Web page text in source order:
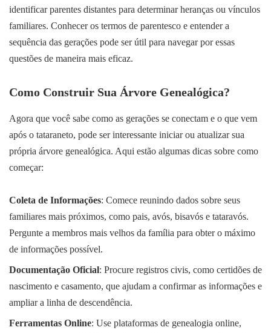
identificar parentes distantes para determinar heranças ou vínculos
familiares. Conhecer os termos de parentesco e entender a
sequência das gerações pode ser útil para navegar por essas
questões de maneira mais eficaz.
Como Construir Sua Árvore Genealógica?
Agora que você sabe como as gerações se conectam e o que vem
após o tataraneto, pode ser interessante iniciar ou atualizar sua
própria árvore genealógica. Aqui estão algumas dicas sobre como
começar:
Coleta de Informações: Comece reunindo dados sobre seus
familiares mais próximos, como pais, avós, bisavós e tataravós.
Pergunte a membros mais velhos da família para obter o máximo
de informações possível.
Documentação Oficial: Procure registros civis, como certidões de
nascimento e casamento, que ajudam a confirmar as informações e
ampliar a linha de descendência.
Ferramentas Online: Use plataformas de genealogia online,